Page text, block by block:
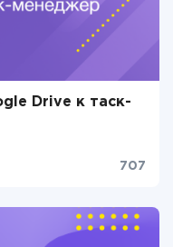
Drive к таск-
707